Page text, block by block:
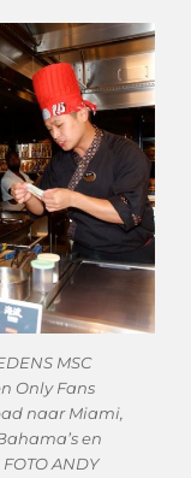
MSC
Only Fans
naar Miami,
en
ANDY